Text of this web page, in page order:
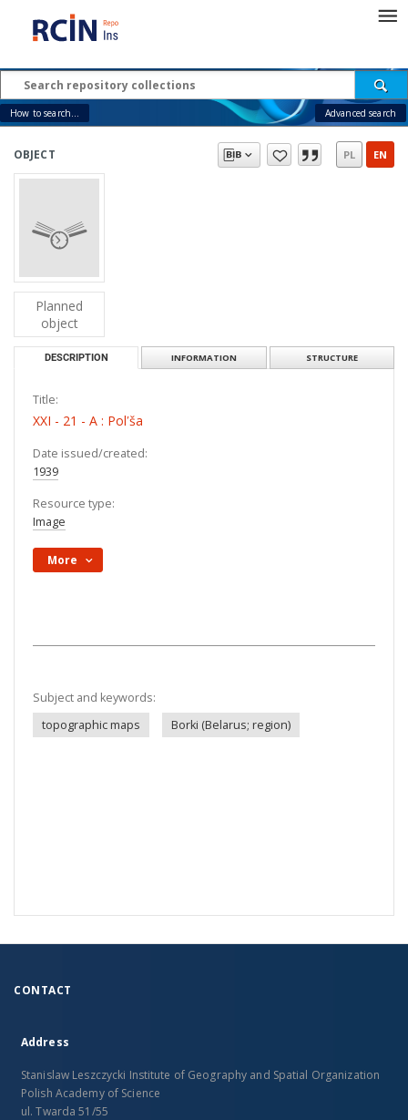
How to search... Advanced search
OBJECT PL EN
Planned
object
DESCRIPTION INFORMATION STRUCTURE
Title:
XXI - 21 - A : Polʹša
Date issued/created:
1939
Resource type:
Image
More
Subject and keywords:
topographic maps
Borki (Belarus; region)
CONTACT
Address
Stanislaw Leszczycki Institute of Geography and Spatial Organization
Polish Academy of Science
ul. Twarda 51/55